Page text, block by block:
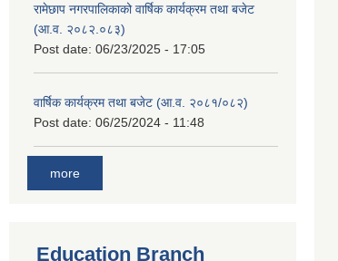
रामेछाप नगरपालिकाको वार्षिक कार्यक्रम तथा बजेट
(आ.व. २०८२.०८३)
Post date: 06/23/2025 - 17:05
वार्षिक कार्यक्रम तथा बजेट (आ.व. २०८१/०८२)
Post date: 06/25/2024 - 11:48
more
Education Branch